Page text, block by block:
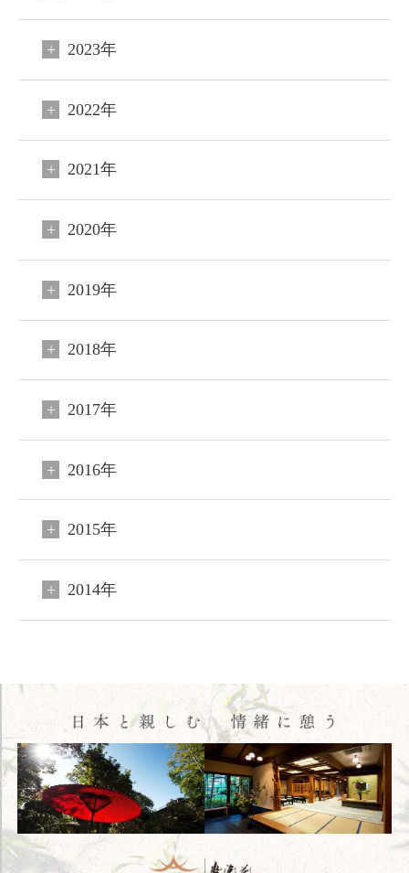
2023年
2022年
2021年
2020年
2019年
2018年
2017年
2016年
2015年
2014年
HOME
料理
館内施設
アクセス
新着情報
日本文化体験
観光のご案内